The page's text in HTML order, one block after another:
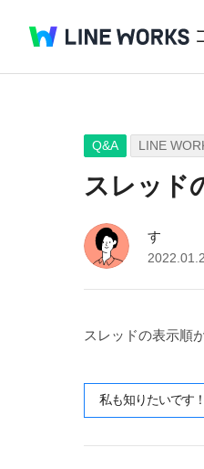
Q&A LINE
スレッド
す
スレッドの表示順
私も知りたいです！